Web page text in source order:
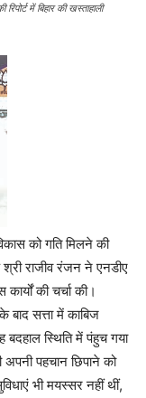
में बिहार की खस्ताहाली
को गति मिलने की
श्री राजीव रंजन ने एनडीए
की चर्चा की।
बाद सत्ता में काबिज
बदहाल स्थिति में पंहुच गया
अपनी पहचान छिपाने को
भी मयस्सर नहीं थीं,